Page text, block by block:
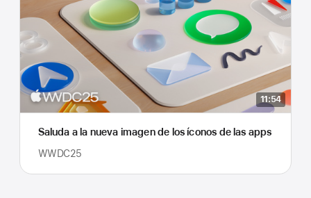
11:54
Saluda a la nueva imagen de los íconos de las apps
WWDC25